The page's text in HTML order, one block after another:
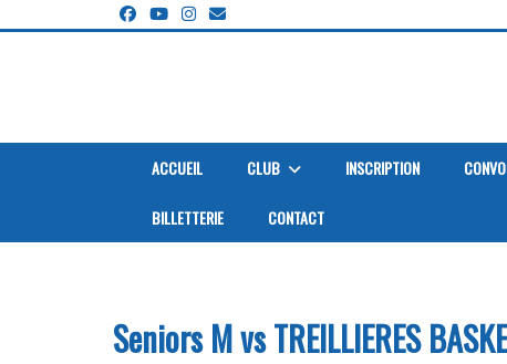
ACCUEIL CLUB INSCRIPTION
BILLETTERIE CONTACT
Seniors M vs TREILLIERES
Panneau de gestion des cookies